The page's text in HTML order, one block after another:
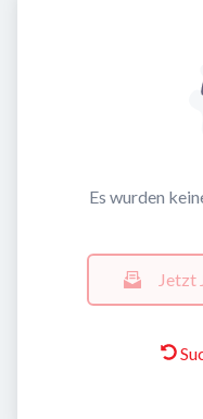
Es wurden
Jetzt